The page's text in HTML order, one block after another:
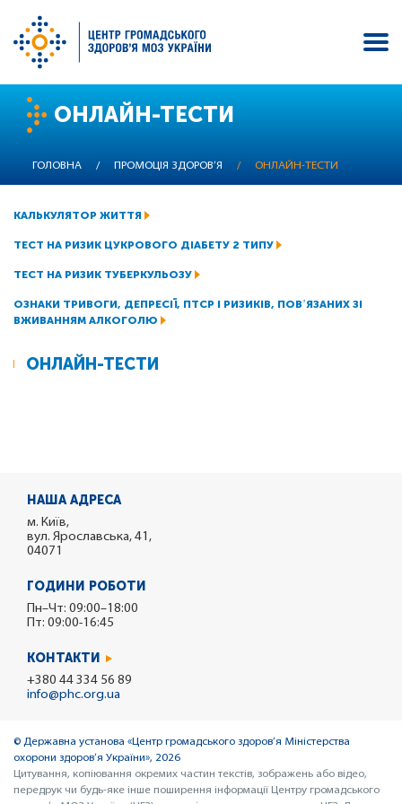
Перейти
вмісту
ОНЛАЙН-ТЕСТИ
ГОЛОВНА / ПРОМОЦІЯ ЗДОРОВ’Я / ОНЛАЙН-ТЕСТИ
КАЛЬКУЛЯТОР ЖИТТЯ
ТЕСТ НА РИЗИК ЦУКРОВОГО ДІАБЕТУ 2 ТИПУ
ТЕСТ НА РИЗИК ТУБЕРКУЛЬОЗУ
ОЗНАКИ ТРИВОГИ, ДЕПРЕСІЇ, ПТСР І РИЗИКІВ, ПОВʼЯЗАНИХ ЗІ
ВЖИВАННЯМ АЛКОГОЛЮ
ОНЛАЙН-ТЕСТИ
НАША АДРЕСА
м. Київ,
вул. Ярославська, 41,
04071
ГОДИНИ РОБОТИ
Пн–Чт: 09:00–18:00
Пт: 09:00-16:45
КОНТАКТИ
+380 44 334 56 89
info@phc.org.ua
© Державна установа «Центр громадського здоров’я Міністерства
охорони здоров’я України», 2026
Цитування, копіювання окремих частин текстів, зображень або відео,
передрук чи будь-яке інше поширення інформації Центру громадського